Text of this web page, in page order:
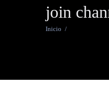
join
Inicio /